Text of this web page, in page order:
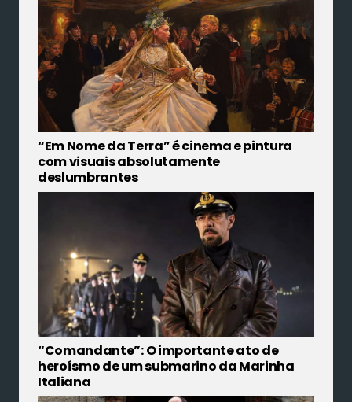
“Em Nome da Terra” é cinema e pintura
com visuais absolutamente
deslumbrantes
“Comandante”: O importante ato de
heroísmo de um submarino da Marinha
Italiana